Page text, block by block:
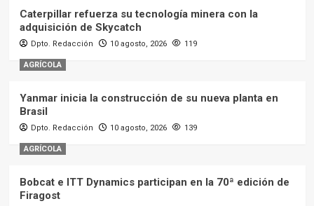
Caterpillar refuerza su tecnología minera con la
adquisición de Skycatch
Dpto. Redacción 10 agosto, 2026 119
AGRÍCOLA
Yanmar inicia la construcción de su nueva planta en
Brasil
Dpto. Redacción 10 agosto, 2026 139
AGRÍCOLA
Bobcat e ITT Dynamics participan en la 70ª edición de
Firagost